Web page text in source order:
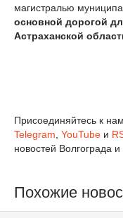
магистралью
основной дорогой
Астраханской
Присоединяйтесь к
Telegram YouTube и
новостей Волгограда и
Похожие